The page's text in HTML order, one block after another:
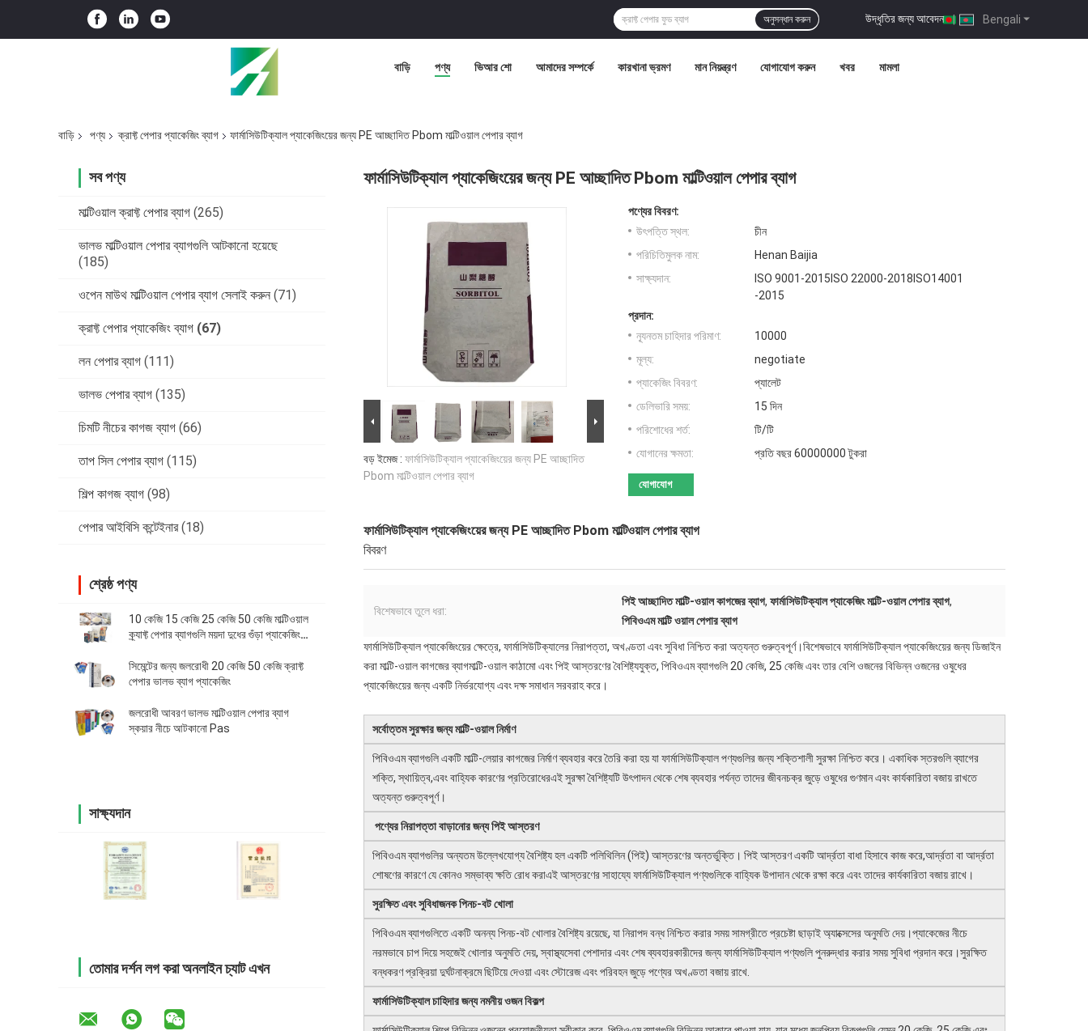
Bengali
উদ্ধৃতির জন্য আবেদন |
অনুসন্ধান করুন
বাড়ি পণ্য ভিআর শো আমাদের সম্পর্কে কারখানা ভ্রমণ মান নিয়ন্ত্রণ যোগাযোগ করুন খবর মামলা
বাড়ি পণ্য ক্রাফ্ট পেপার প্যাকেজিং ব্যাগ ফার্মাসিউটিক্যাল প্যাকেজিংয়ের জন্য PE আচ্ছাদিত Pbom মাল্টিওয়াল পেপার ব্যাগ
সব পণ্য
মাল্টিওয়াল ক্রাফ্ট পেপার ব্যাগ (265)
ভালভ মাল্টিওয়াল পেপার ব্যাগগুলি আটকানো হয়েছে
(185)
ওপেন মাউথ মাল্টিওয়াল পেপার ব্যাগ সেলাই করুন (71)
ক্রাফ্ট পেপার প্যাকেজিং ব্যাগ (67)
লন পেপার ব্যাগ (111)
ভালভ পেপার ব্যাগ (135)
চিমটি নীচের কাগজ ব্যাগ (66)
তাপ সিল পেপার ব্যাগ (115)
শিল্প কাগজ ব্যাগ (98)
পেপার আইবিসি কন্টেইনার (18)
শ্রেষ্ঠ পণ্য
10 কেজি 15 কেজি 25 কেজি 50 কেজি মাল্টিওয়াল
ক্র্যাফ্ট পেপার ব্যাগগুলি ময়দা দুধের গুঁড়া প্যাকেজিং
সিমেন্টের জন্য জলরোধী 20 কেজি 50 কেজি ক্রাফ্ট
পেপার ভালভ ব্যাগ প্যাকেজিং
জলরোধী আবরণ ভালভ মাল্টিওয়াল পেপার ব্যাগ
স্কয়ার নীচে আটকানো Pas
সাক্ষ্যদান
তোমার দর্শন লগ করা অনলাইন চ্যাট এখন
ফার্মাসিউটিক্যাল প্যাকেজিংয়ের জন্য PE আচ্ছাদিত Pbom মাল্টিওয়াল পেপার ব্যাগ
বড় ইমেজ : ফার্মাসিউটিক্যাল প্যাকেজিংয়ের জন্য PE আচ্ছাদিত
Pbom মাল্টিওয়াল পেপার ব্যাগ
পণ্যের বিবরণ:
উৎপত্তি স্থল:
চীন
পরিচিতিমুলক নাম:
Henan Baijia
সাক্ষ্যদান:
ISO 9001-2015ISO 22000-2018ISO14001
-2015
প্রদান:
ন্যূনতম চাহিদার পরিমাণ:
10000
মূল্য:
negotiate
প্যাকেজিং বিবরণ:
প্যালেট
ডেলিভারি সময়:
15 দিন
পরিশোধের শর্ত:
টি/টি
যোগানের ক্ষমতা:
প্রতি বছর 60000000 টুকরা
যোগাযোগ
ফার্মাসিউটিক্যাল প্যাকেজিংয়ের জন্য PE আচ্ছাদিত Pbom মাল্টিওয়াল পেপার ব্যাগ
বিবরণ
বিশেষভাবে তুলে ধরা:
পিই আচ্ছাদিত মাল্টি-ওয়াল কাগজের ব্যাগ, ফার্মাসিউটিক্যাল প্যাকেজিং মাল্টি-ওয়াল পেপার ব্যাগ,
পিবিওএম মাল্টি ওয়াল পেপার ব্যাগ
ফার্মাসিউটিক্যাল প্যাকেজিংয়ের ক্ষেত্রে, ফার্মাসিউটিক্যালের নিরাপত্তা, অখণ্ডতা এবং সুবিধা নিশ্চিত করা অত্যন্ত গুরুত্বপূর্ণ।বিশেষভাবে ফার্মাসিউটিক্যাল প্যাকেজিংয়ের জন্য ডিজাইন
করা মাল্টি-ওয়াল কাগজের ব্যাগমাল্টি-ওয়াল কাঠামো এবং পিই আস্তরণের বৈশিষ্ট্যযুক্ত, পিবিওএম ব্যাগগুলি 20 কেজি, 25 কেজি এবং তার বেশি ওজনের বিভিন্ন ওজনের ওষুধের
প্যাকেজিংয়ের জন্য একটি নির্ভরযোগ্য এবং দক্ষ সমাধান সরবরাহ করে।
সর্বোত্তম সুরক্ষার জন্য মাল্টি-ওয়াল নির্মাণ
পিবিওএম ব্যাগগুলি একটি মাল্টি-লেয়ার কাগজের নির্মাণ ব্যবহার করে তৈরি করা হয় যা ফার্মাসিউটিক্যাল পণ্যগুলির জন্য শক্তিশালী সুরক্ষা নিশ্চিত করে। একাধিক স্তরগুলি ব্যাগের
শক্তি, স্থায়িত্ব,এবং বাহ্যিক কারণের প্রতিরোধেরএই সুরক্ষা বৈশিষ্ট্যটি উৎপাদন থেকে শেষ ব্যবহার পর্যন্ত তাদের জীবনচক্র জুড়ে ওষুধের গুণমান এবং কার্যকারিতা বজায় রাখতে
অত্যন্ত গুরুত্বপূর্ণ।
পণ্যের নিরাপত্তা বাড়ানোর জন্য পিই আস্তরণ
পিবিওএম ব্যাগগুলির অন্যতম উল্লেখযোগ্য বৈশিষ্ট্য হল একটি পলিথিলিন (পিই) আস্তরণের অন্তর্ভুক্তি। পিই আস্তরণ একটি আর্দ্রতা বাধা হিসাবে কাজ করে,আর্দ্রতা বা আর্দ্রতা
শোষণের কারণে যে কোনও সম্ভাব্য ক্ষতি রোধ করাএই আস্তরণের সাহায্যে ফার্মাসিউটিক্যাল পণ্যগুলিকে বাহ্যিক উপাদান থেকে রক্ষা করে এবং তাদের কার্যকারিতা বজায় রাখে।
সুরক্ষিত এবং সুবিধাজনক পিনচ-বট খোলা
পিবিওএম ব্যাগগুলিতে একটি অনন্য পিনচ-বট খোলার বৈশিষ্ট্য রয়েছে, যা নিরাপদ বন্ধ নিশ্চিত করার সময় সামগ্রীতে প্রচেষ্টা ছাড়াই অ্যাক্সেসের অনুমতি দেয়।প্যাকেজের নীচে
নরমভাবে চাপ দিয়ে সহজেই খোলার অনুমতি দেয়, স্বাস্থ্যসেবা পেশাদার এবং শেষ ব্যবহারকারীদের জন্য ফার্মাসিউটিক্যাল পণ্যগুলি পুনরুদ্ধার করার সময় সুবিধা প্রদান করে।সুরক্ষিত
বন্ধকরণ প্রক্রিয়া দুর্ঘটনাক্রমে ছিটিয়ে দেওয়া এবং স্টোরেজ এবং পরিবহন জুড়ে পণ্যের অখণ্ডতা বজায় রাখে.
ফার্মাসিউটিক্যাল চাহিদার জন্য নমনীয় ওজন বিকল্প